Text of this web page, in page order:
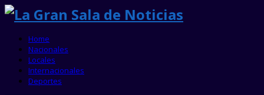
Home
Nacionales
Locales
Internacionales
Deportes